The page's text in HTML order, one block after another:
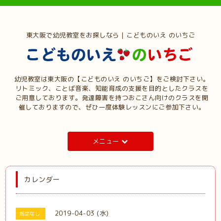
東大阪で幼児教室をお探しなら | こどものいえ のいちご
幼児教室は東大阪の【こどものいえ のいちご】をご検討下さい。
リトミック、ことば音楽、知能育成の支援を目的としたクラスを
ご用意しております。発達障害を持つおこさん向けのクラスを開
催しておりますので、ぜひ一度体験レッスンにご参加下さい。
メニュー
カレンダー
指定なし 2019-04-03 (水)